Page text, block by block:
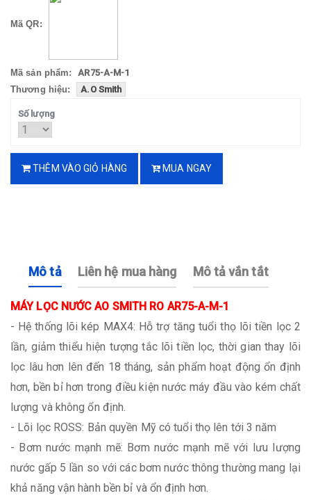
Mã QR:
Mã sản phẩm:
AR75-A-M-1
Thương hiệu:
A.O Smith
Số lượng
THÊM VÀO GIỎ HÀNG MUA NGAY
Mô tả Liên hệ mua hàng Mô tả vắn tắt
MÁY LỌC NƯỚC AO SMITH RO AR75-A-M-1
- Hệ thống lõi kép MAX4: Hỗ trợ tăng tuổi thọ lõi tiền lọc 2
lần, giảm thiểu hiện tượng tắc lõi tiền lọc, thời gian thay lõi
lọc lâu hơn lên đến 18 tháng, sản phẩm hoạt động ổn định
hơn, bền bỉ hơn trong điều kiện nước máy đầu vào kém chất
lượng và không ổn định.
- Lõi lọc ROSS: Bản quyền Mỹ có tuổi thọ lên tới 3 năm
- Bơm nước mạnh mẽ: Bơm nước mạnh mẽ với lưu lượng
nước gấp 5 lần so với các bơm nước thông thường mang lại
khả năng vận hành bền bỉ và ổn định hơn.